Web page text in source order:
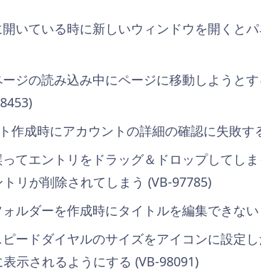
いている時に新しいウィンドウを開くと
ジの読み込み中にページに移動しようと
作成時にアカウントの詳細の確認に失敗す
てエントリをドラッグ＆ドロップしてし
リが削除されてしまう (VB-97785)
ルダーを作成時にタイトルを編集できな
ードダイヤルのサイズをアイコンに設定
示されるようにする (VB-98091)